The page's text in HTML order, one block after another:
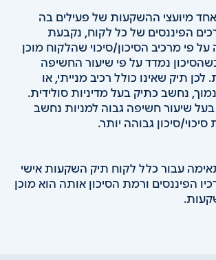
מיועצי ההשקעות של פעילים בה
הפיננסים של כל לקוח, נקבעת
פי מרכיב הסיכון/סיכוי שהלקוח מוכן
נמדד על פי שיעור החשיפה
תיק שאינו כולל רכיב מנייתי, או
נחשב כתיק בעל מדיניות סולידית.
שיעור חשיפה גבוה למניות נחשב
סיכון גבוהה יותר.
עבור כלל לקוח תיק השקעות אישי
הפיננסים ורמת הסיכון אותה הוא מוכן